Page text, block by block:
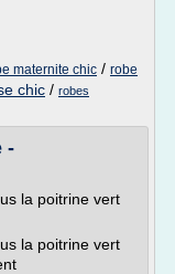
maternite chic / robe
chic / robes
-
la poitrine vert
la poitrine vert